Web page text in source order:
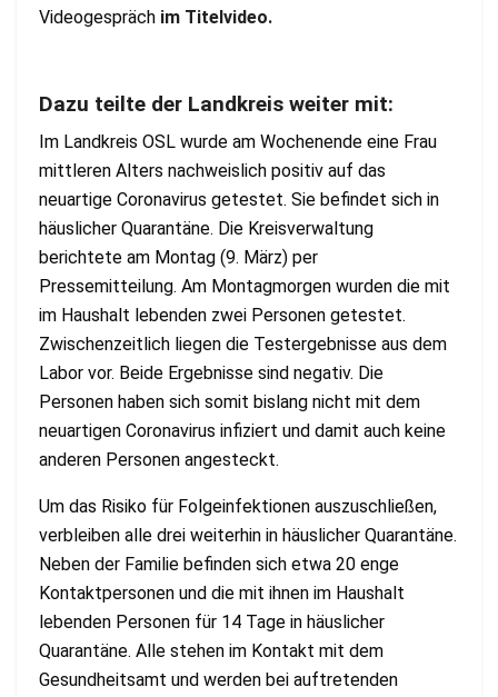
Videogespräch im Titelvideo.
Dazu teilte der Landkreis weiter mit:
Im Landkreis OSL wurde am Wochenende eine Frau
mittleren Alters nachweislich positiv auf das
neuartige Coronavirus getestet. Sie befindet sich in
häuslicher Quarantäne. Die Kreisverwaltung
berichtete am Montag (9. März) per
Pressemitteilung. Am Montagmorgen wurden die mit
im Haushalt lebenden zwei Personen getestet.
Zwischenzeitlich liegen die Testergebnisse aus dem
Labor vor. Beide Ergebnisse sind negativ. Die
Personen haben sich somit bislang nicht mit dem
neuartigen Coronavirus infiziert und damit auch keine
anderen Personen angesteckt.
Um das Risiko für Folgeinfektionen auszuschließen,
verbleiben alle drei weiterhin in häuslicher Quarantäne.
Neben der Familie befinden sich etwa 20 enge
Kontaktpersonen und die mit ihnen im Haushalt
lebenden Personen für 14 Tage in häuslicher
Quarantäne. Alle stehen im Kontakt mit dem
Gesundheitsamt und werden bei auftretenden